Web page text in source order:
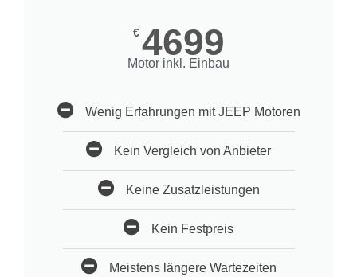
€ 4699
Motor inkl. Einbau
Wenig Erfahrungen mit JEEP Motoren
Kein Vergleich von Anbieter
Keine Zusatzleistungen
Kein Festpreis
Meistens längere Wartezeiten